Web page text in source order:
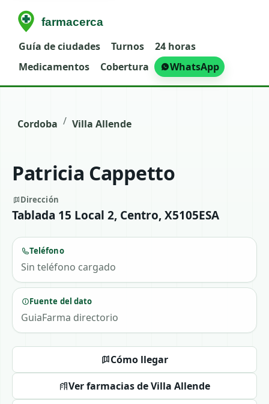
Guía de ciudades Turnos
24 horas
Medicamentos
Cobertura WhatsApp
Cordoba / Villa Allende
Patricia Cappetto
Dirección
Tablada 15 Local 2, Centro, X5105ESA
Teléfono
Sin teléfono cargado
Fuente del dato
GuiaFarma directorio
Cómo llegar
Ver farmacias de Villa Allende